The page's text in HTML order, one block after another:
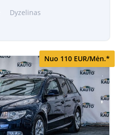
Dyzelinas
Nuo 110 EUR/Mėn.*